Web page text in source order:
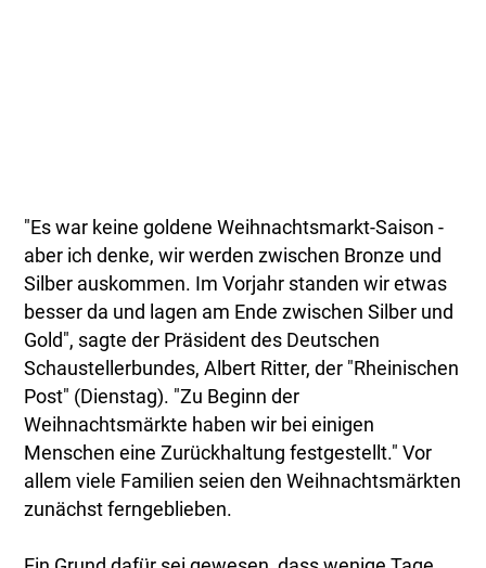
"Es war keine goldene Weihnachtsmarkt-Saison -
aber ich denke, wir werden zwischen Bronze und
Silber auskommen. Im Vorjahr standen wir etwas
besser da und lagen am Ende zwischen Silber und
Gold", sagte der Präsident des Deutschen
Schaustellerbundes, Albert Ritter, der "Rheinischen
Post" (Dienstag). "Zu Beginn der
Weihnachtsmärkte haben wir bei einigen
Menschen eine Zurückhaltung festgestellt." Vor
allem viele Familien seien den Weihnachtsmärkten
zunächst ferngeblieben.